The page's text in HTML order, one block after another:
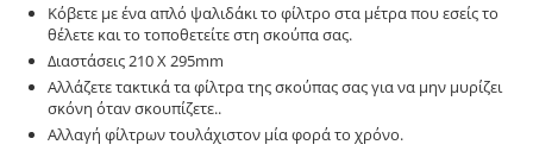
Κόβετε με ένα απλό ψαλιδάκι το φίλτρο στα μέτρα που εσείς το
θέλετε και το τοποθετείτε στη σκούπα σας.
Διαστάσεις 210 Χ 295mm
Αλλάζετε τακτικά τα φίλτρα της σκούπας σας για να μην μυρίζει
σκόνη όταν σκουπίζετε..
Αλλαγή φίλτρων τουλάχιστον μία φορά το χρόνο.